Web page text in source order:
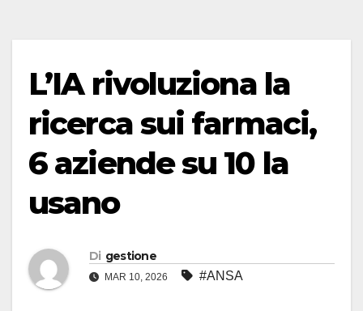
L’IA rivoluziona la
ricerca sui farmaci,
6 aziende su 10 la
usano
Di gestione
MAR 10, 2026 #ANSA